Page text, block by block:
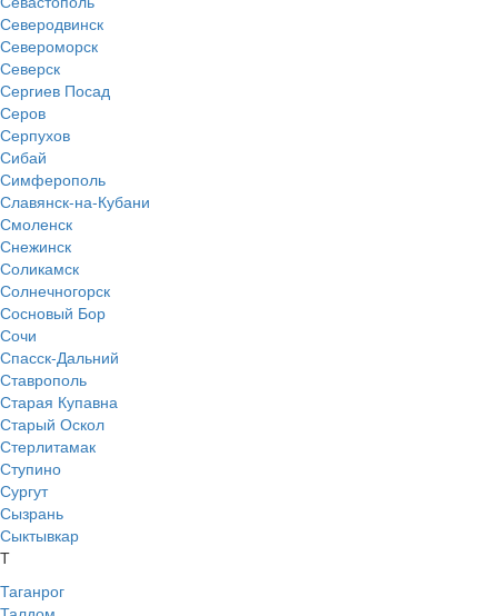
Северодвинск
Североморск
Северск
Сергиев Посад
Серов
Серпухов
Сибай
Симферополь
Славянск-на-Кубани
Смоленск
Снежинск
Соликамск
Солнечногорск
Сосновый Бор
Сочи
Спасск-Дальний
Ставрополь
Старая Купавна
Старый Оскол
Стерлитамак
Ступино
Сургут
Сызрань
Сыктывкар
Т
Таганрог